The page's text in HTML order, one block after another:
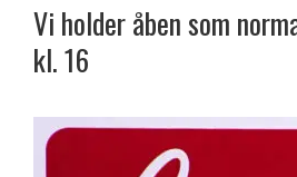
Vi holder åben som
kl. 16